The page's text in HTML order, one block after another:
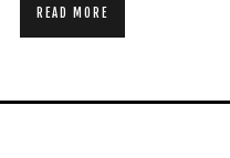
READ MORE